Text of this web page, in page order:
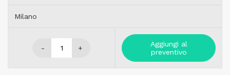
Milano
- +
Aggiungi al
preventivo